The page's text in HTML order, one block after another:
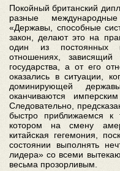
Покойный британский
разные
«Державы, способные
закон, делают это на
один из постоянных
отношениях, зависящий
государства, а от его
оказались в ситуации,
доминирующей
оканчиваются
Следовательно,
быстро приближаемся к
котором на смену
китайская гегемония,
состоянии выполнять
лидера» со всеми
весьма прозорливым.